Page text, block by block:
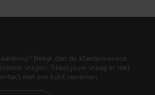
Bekijk dan de klantenservice
vragen. Staat jouw vraag er niet
met ons kunt opnemen.